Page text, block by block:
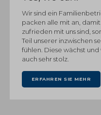
Wir sind ein
packen alle mit an,
zufrieden mit uns sind,
Teil unserer inzwischen
fühlen. Diese wächst
auch sehr stolz.
ERFAHREN SIE MEHR